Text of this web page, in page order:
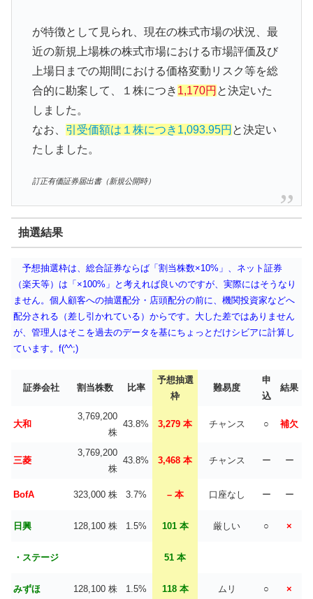
が特徴として見られ、現在の株式市場の状況、最
近の新規上場株の株式市場における市場評価及び
上場日までの期間における価格変動リスク等を総
合的に勘案して、１株につき 1,170円 と決定いた
しました。
なお、 引受価額は１株につき1,093.95円 と決定い
たしました。
訂正有価証券届出書（新規公開時）
抽選結果
予想抽選枠は、総合証券ならば「割当株数×10%」、ネット証券
（楽天等）は「×100%」と考えれば良いのですが、実際にはそうなり
ません。個人顧客への抽選配分・店頭配分の前に、機関投資家などへ
配分される（差し引かれている）からです。大した差ではありません
が、管理人はそこを過去のデータを基にちょっとだけシビアに計算し
ています。f(^^;)
証券会社 割当株数 比率
予想抽選
枠
難易度
申
込
結果
大和
3,769,200
株
43.8% 3,279 本 チャンス ○ 補欠
三菱
3,769,200
株
43.8% 3,468 本 チャンス ー ー
BofA 323,000 株 3.7% – 本 口座なし ー ー
日興 128,100 株 1.5% 101 本 厳しい ○ ×
・ステージ 51 本
みずほ 128,100 株 1.5% 118 本 ムリ ○ ×